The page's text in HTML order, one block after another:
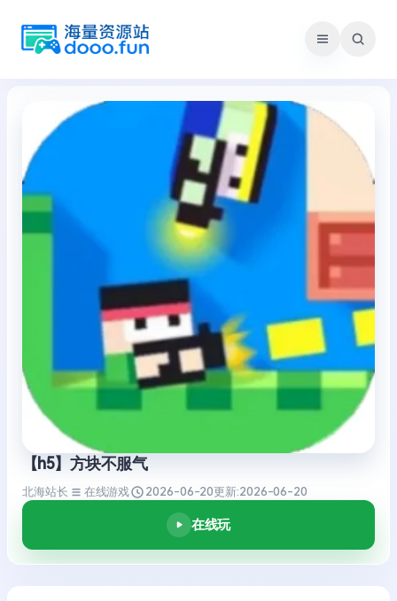
【h5】方块不服气
北海站长 在线游戏 2026-06-20更新:2026-06-20
在线玩